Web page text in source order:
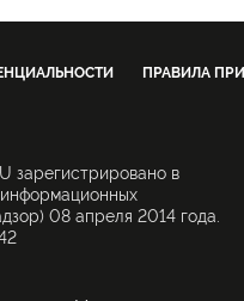
ПРАВИЛА
зарегистрировано в
08 апреля 2014 года.